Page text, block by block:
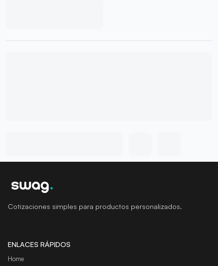
Cotizaciones simples para productos personalizados.
ENLACES RÁPIDOS
Home